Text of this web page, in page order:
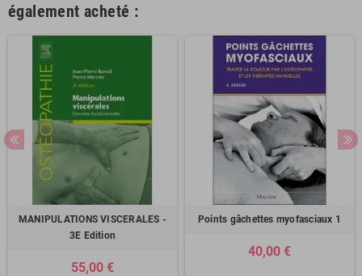
également acheté :
MANIPULATIONS VISCERALES -
3E Edition
55,00 €
Points gâchettes myofasciaux 1
40,00 €